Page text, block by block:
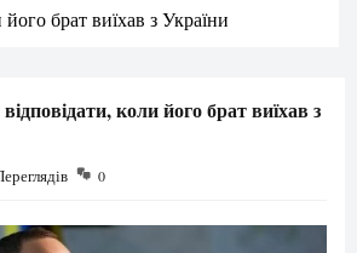
його брат виїхав з України
коли його брат виїхав з
0